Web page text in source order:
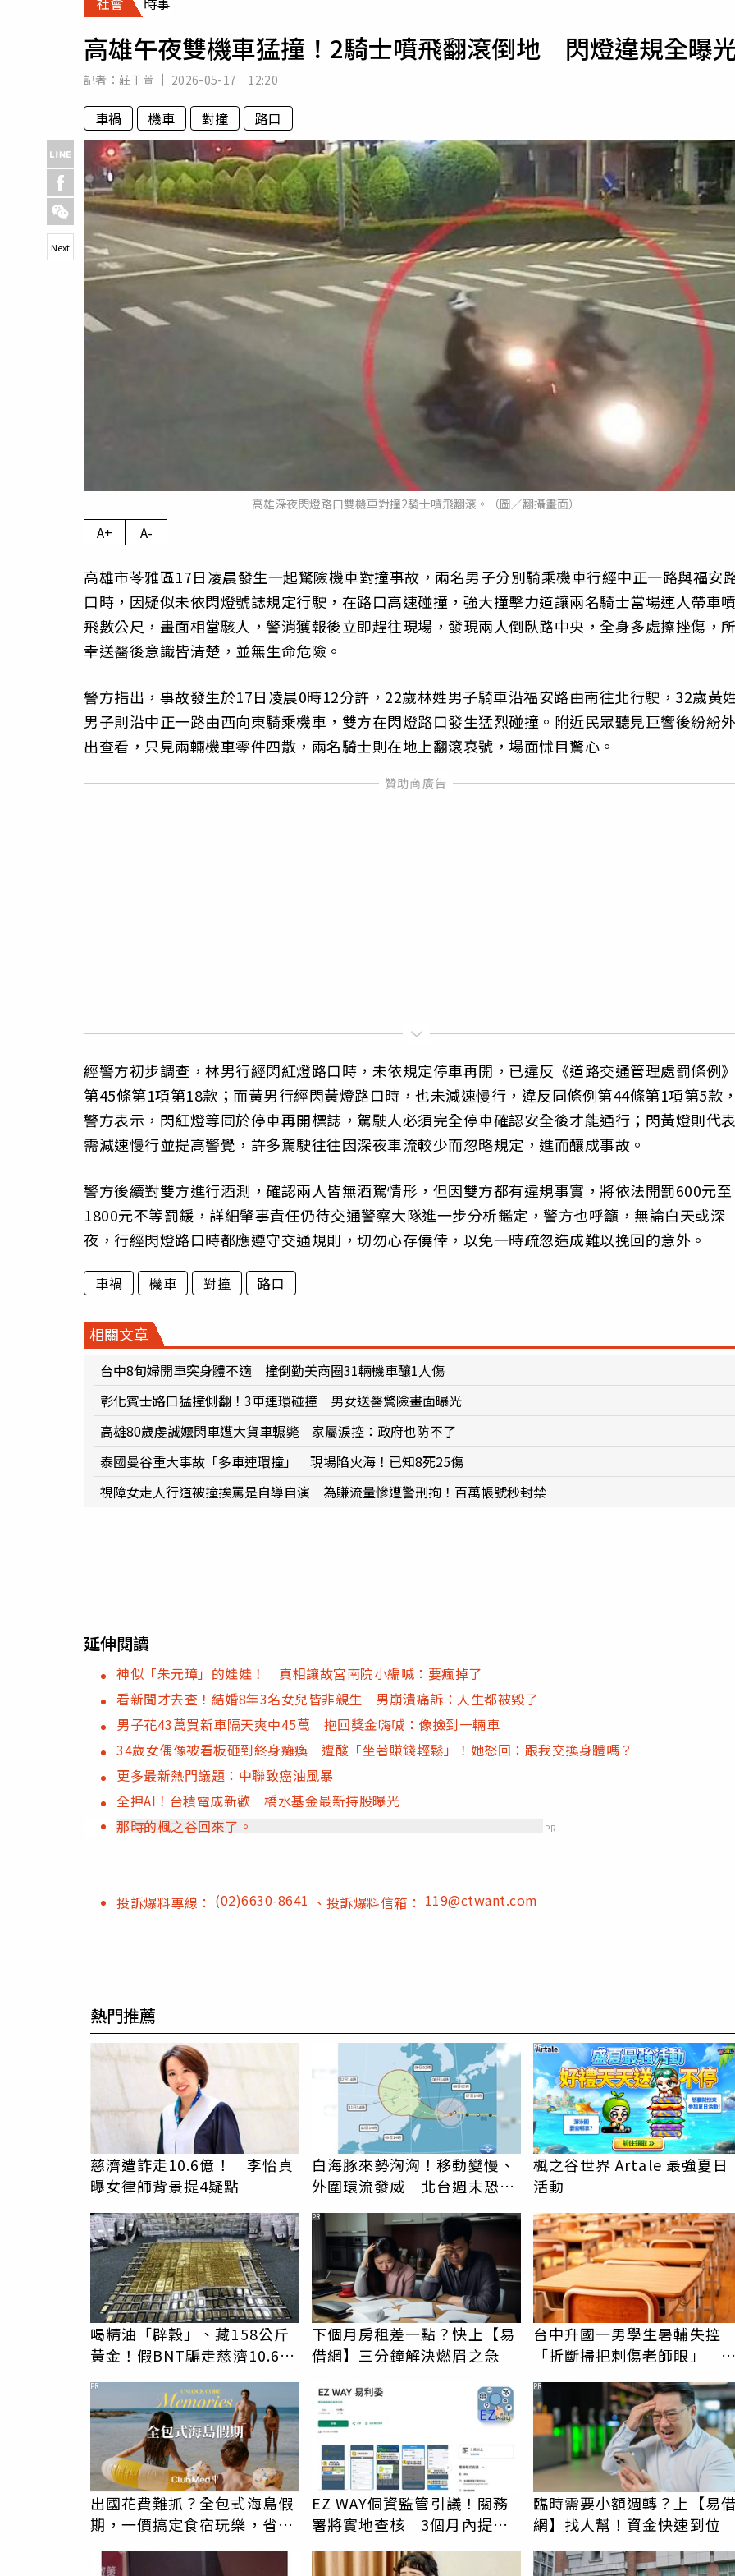
專欄
房產新勢力
運勢
高雄午夜雙機車猛撞！2騎士噴飛翻滾倒地 閃燈違規全曝
記者： 莊于萱 2026-05-17 12:20
車禍 機車 對撞 路口
高雄深夜閃燈路口雙機車對撞2騎士噴飛翻滾。（圖／翻攝畫面）
Next
A+ A-
高雄市苓雅區17日凌晨發生一起驚險機車對撞事故，兩名男子分別騎乘機車行經中正一路與福安
口時，因疑似未依閃燈號誌規定行駛，在路口高速碰撞，強大撞擊力道讓兩名騎士當場連人帶車
飛數公尺，畫面相當駭人，警消獲報後立即趕往現場，發現兩人倒臥路中央，全身多處擦挫傷，
幸送醫後意識皆清楚，並無生命危險。
警方指出，事故發生於17日凌晨0時12分許，22歲林姓男子騎車沿福安路由南往北行駛，32歲黃
男子則沿中正一路由西向東騎乘機車，雙方在閃燈路口發生猛烈碰撞。附近民眾聽見巨響後紛紛
出查看，只見兩輛機車零件四散，兩名騎士則在地上翻滾哀號，場面怵目驚心。
經警方初步調查，林男行經閃紅燈路口時，未依規定停車再開，已違反《道路交通管理處罰條例
第45條第1項第18款；而黃男行經閃黃燈路口時，也未減速慢行，違反同條例第44條第1項第5款
警方表示，閃紅燈等同於停車再開標誌，駕駛人必須完全停車確認安全後才能通行；閃黃燈則代
需減速慢行並提高警覺，許多駕駛往往因深夜車流較少而忽略規定，進而釀成事故。
警方後續對雙方進行酒測，確認兩人皆無酒駕情形，但因雙方都有違規事實，將依法開罰600元至
1800元不等罰鍰，詳細肇事責任仍待交通警察大隊進一步分析鑑定，警方也呼籲，無論白天或深
夜，行經閃燈路口時都應遵守交通規則，切勿心存僥倖，以免一時疏忽造成難以挽回的意外。
車禍 機車 對撞 路口
相關文章
台中8旬婦開車突身體不適 撞倒勤美商圈31輛機車釀1人傷
彰化賓士路口猛撞側翻！3車連環碰撞 男女送醫驚險畫面曝光
高雄80歲虔誠嬤閃車遭大貨車輾斃 家屬淚控：政府也防不了
泰國曼谷重大事故「多車連環撞」 現場陷火海！已知8死25傷
視障女走人行道被撞挨罵是自導自演 為賺流量慘遭警刑拘！百萬帳號秒封禁
延伸閱讀
神似「朱元璋」的娃娃！ 真相讓故宮南院小編喊：要瘋掉了
看新聞才去查！結婚8年3名女兒皆非親生 男崩潰痛訴：人生都被毀了
男子花43萬買新車隔天爽中45萬 抱回獎金嗨喊：像撿到一輛車
34歲女偶像被看板砸到終身癱瘓 遭酸「坐著賺錢輕鬆」！她怒回：跟我交換身體嗎？
更多最新熱門議題：中聯致癌油風暴
全押AI！台積電成新歡 橋水基金最新持股曝光
那時的楓之谷回來了。
PR
投訴爆料專線： (02)6630-8641 、投訴爆料信箱：119@ctwant.com
熱門推薦
慈濟遭詐走10.6億！ 李怡貞
曝女律師背景提4疑點
白海豚來勢洶洶！移動變慢、
外圍環流發威 北台週末恐迎
楓之谷世界 Artale 最強夏日
活動
PR
喝精油「辟穀」、藏158公斤
黃金！假BNT騙走慈濟10.6
下個月房租差一點？快上【易
借網】三分鐘解決燃眉之急
PR
台中升國一男學生暑輔失控
「折斷掃把刺傷老師眼」
出國花費難抓？全包式海島假
期，一價搞定食宿玩樂，省錢
更省心！
PR
EZ WAY個資監管引議！關務
署將實地查核 3個月內提檢
討報告
臨時需要小額週轉？上【易
網】找人幫！資金快速到位
PR